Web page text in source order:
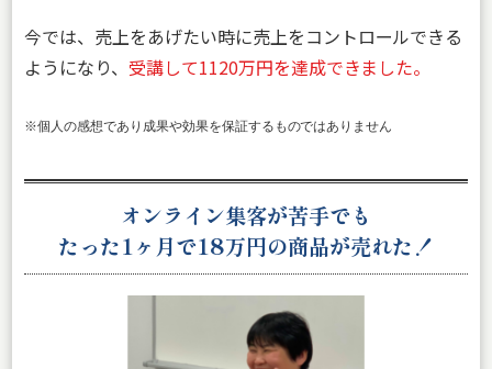
今では、売上をあげたい時に売上をコントロールできる
ようになり、 受講して1120万円を達成できました。
※個人の感想であり成果や効果を保証するものではありません
オンライン集客が苦手でも
たった1ヶ月で18万円の商品が売れた！